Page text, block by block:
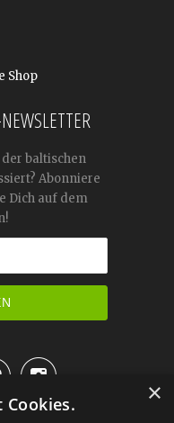
Shop
baltischen
Abonniere
Dich auf dem
 ×
Cookies.